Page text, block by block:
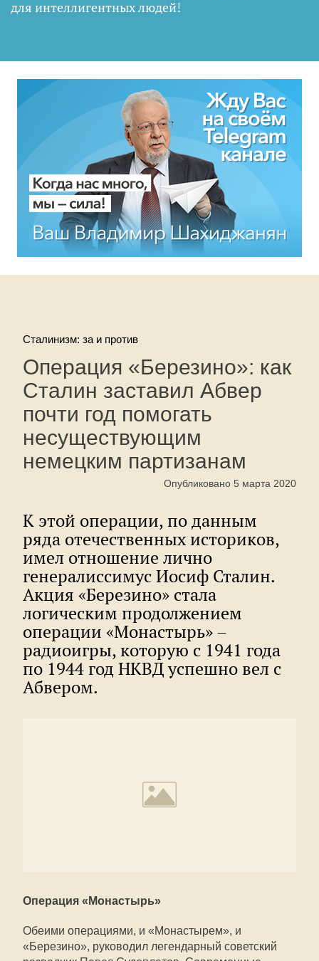
для интеллигентных людей!
Сталинизм: за и против
Операция «Березино»: как
Сталин заставил Абвер
почти год помогать
несуществующим
немецким партизанам
Опубликовано 5 марта 2020
К этой операции, по данным
ряда отечественных историков,
имел отношение лично
генералиссимус Иосиф Сталин.
Акция «Березино» стала
логическим продолжением
операции «Монастырь» –
радиоигры, которую с 1941 года
по 1944 год НКВД успешно вел с
Абвером.
Операция «Монастырь»
Обеими операциями, и «Монастырем», и
«Березино», руководил легендарный советский